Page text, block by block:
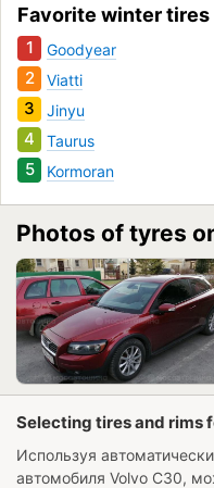
Favorite winter tires
1 Goodyear
2 Viatti
3 Jinyu
4 Taurus
5 Kormoran
Photos of tyres
Selecting tires and rims
Используя
автомобиля Volvo C30,